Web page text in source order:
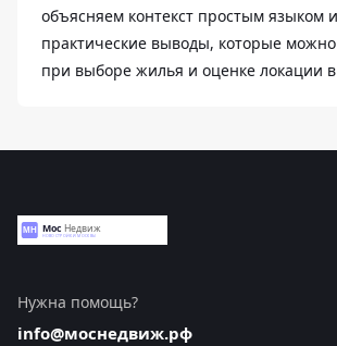
объясняем контекст простым языком
практические выводы, которые
при выборе жилья и оценке локации
Нужна помощь?
info@моснедвиж.рф